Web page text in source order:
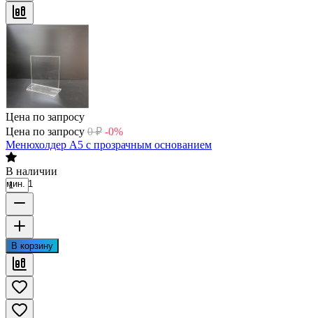
Цена по запросу
Цена по запросу 0 ₽ -0%
Менюхолдер А5 с прозрачным основанием
В наличии
мин. 1
В корзину